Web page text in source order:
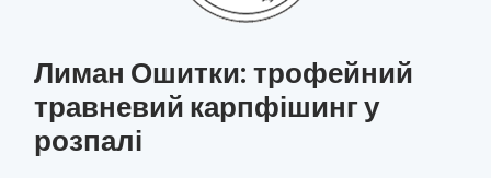
Лиман Ошитки: трофейний
травневий карпфішинг у
розпалі